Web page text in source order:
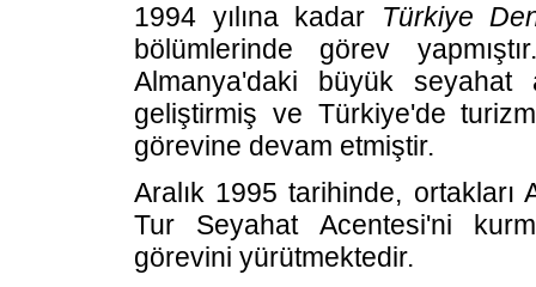
1994 yılına kadar Türkiye
bölümlerinde görev
Almanya'daki büyük seyahat
geliştirmiş ve Türkiye'de
görevine devam etmiştir.
Aralık 1995 tarihinde,
Tur Seyahat Acentesi'ni
görevini yürütmektedir.